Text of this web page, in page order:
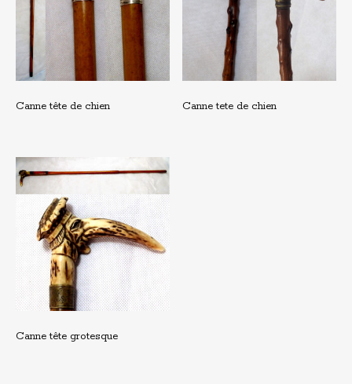
Canne tête de chien Canne tete de chien
Canne tête grotesque